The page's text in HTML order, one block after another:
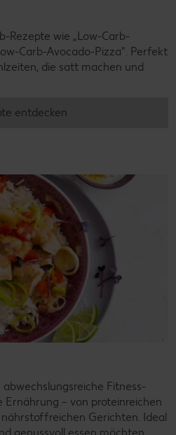
Rezepte wie „Low-Carb-
Carb-Avocado-Pizza". Perfekt
die satt machen und
entdecken
Fitness-
– von proteinreichen
Gerichten. Ideal
genussvoll essen möchten.